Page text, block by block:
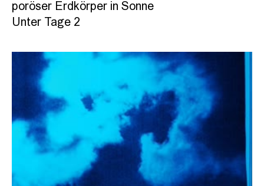
poröser Erdkörper in Sonne
Unter Tage 2